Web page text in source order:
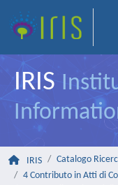
IRIS
IRIS
Catalogo
4 Contributo in Atti di